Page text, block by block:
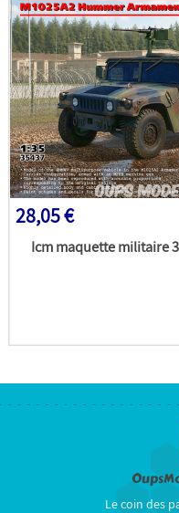
28,05 €
Icm maquette militaire
Le coin des